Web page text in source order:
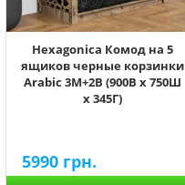
Hexagonica Комод на 5
ящиков черные корзинки
Arabic 3М+2В (900В х 750Ш
х 345Г)
5990 грн.